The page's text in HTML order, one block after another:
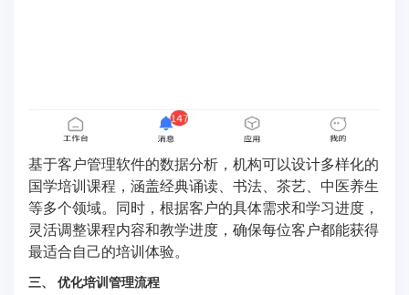
基于客户管理软件的数据分析，机构可以设计多样化的
国学培训课程，涵盖经典诵读、书法、茶艺、中医养生
等多个领域。同时，根据客户的具体需求和学习进度，
灵活调整课程内容和教学进度，确保每位客户都能获得
最适合自己的培训体验。
三、 优化培训管理流程